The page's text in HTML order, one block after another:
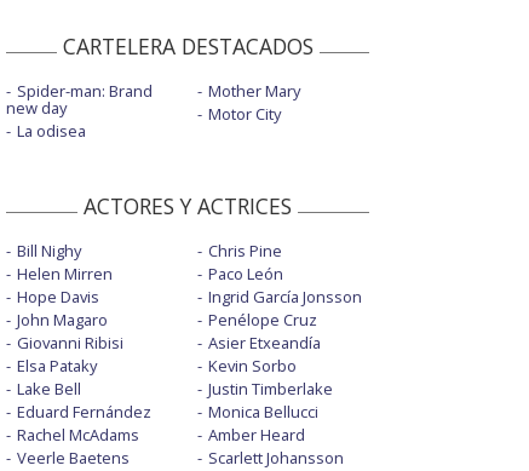
CARTELERA DESTACADOS
Spider-man: Brand
new day
La odisea
Mother Mary
Motor City
ACTORES Y ACTRICES
Bill Nighy
Helen Mirren
Hope Davis
John Magaro
Giovanni Ribisi
Elsa Pataky
Lake Bell
Eduard Fernández
Rachel McAdams
Veerle Baetens
Chris Pine
Paco León
Ingrid García Jonsson
Penélope Cruz
Asier Etxeandía
Kevin Sorbo
Justin Timberlake
Monica Bellucci
Amber Heard
Scarlett Johansson